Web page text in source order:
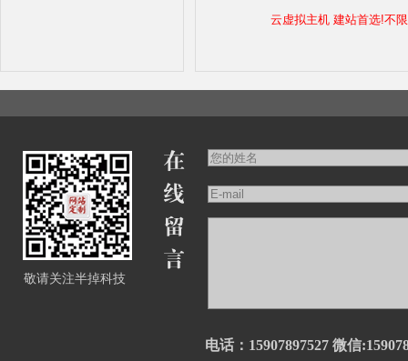
云虚拟主机 建站首选!不
敬请关注半掉科技
电话：15907897527 微信